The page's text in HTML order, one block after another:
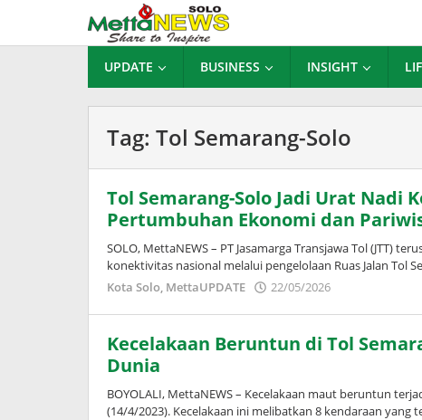
konten
UPDATE BUSINESS INSIGHT
Tag: Tol Semarang-Solo
Tol Semarang-Solo Jadi Urat Nadi
Pertumbuhan Ekonomi dan
SOLO, MettaNEWS – PT Jasamarga Transjawa Tol (JTT)
konektivitas nasional melalui pengelolaan Ruas Jalan Tol
Kota Solo, MettaUPDATE 22/05/2026
Kecelakaan Beruntun di Tol
Dunia
BOYOLALI, MettaNEWS – Kecelakaan maut beruntun
(14/4/2023). Kecelakaan ini melibatkan 8 kendaraan yang